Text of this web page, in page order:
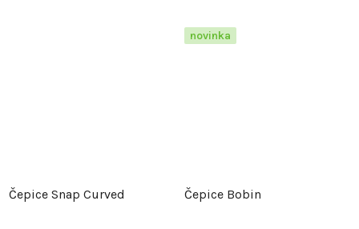
Čepice Snap Curved
novinka
Čepice Bobin